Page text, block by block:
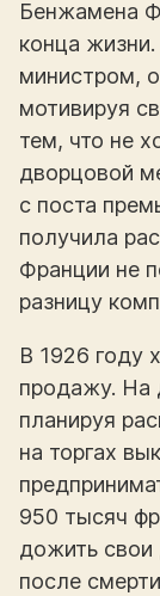
Бенжамена
конца
министром,
мотивируя
тем, что не
дворцовой
с поста
получила
Франции не
разницу
В 1926 году
продажу. На
планируя
на торгах
950 тысяч
дожить свои
после